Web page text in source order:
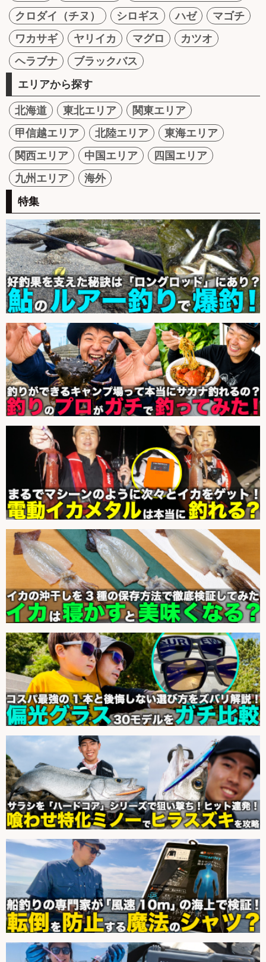
クロダイ（チヌ）
シロギス ハゼ
マゴチ
ワカサギ
ヤリイカ マグロ
カツオ
ヘラブナ
ブラックバス
エリアから探す
北海道 東北エリア
関東エリア
甲信越エリア
北陸エリア
東海エリア
関西エリア
中国エリア
四国エリア
九州エリア
海外
特集